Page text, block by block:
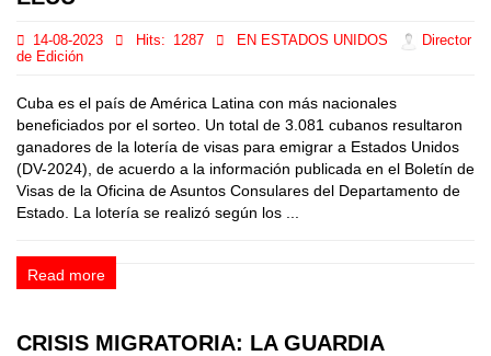
14-08-2023 Hits: 1287 EN ESTADOS UNIDOS
Director
de Edición
Cuba es el país de América Latina con más nacionales
beneficiados por el sorteo. Un total de 3.081 cubanos resultaron
ganadores de la lotería de visas para emigrar a Estados Unidos
(DV-2024), de acuerdo a la información publicada en el Boletín de
Visas de la Oficina de Asuntos Consulares del Departamento de
Estado. La lotería se realizó según los ...
Read more
CRISIS MIGRATORIA: LA GUARDIA